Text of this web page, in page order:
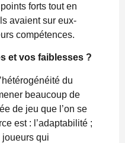
forts tout en
avaient sur eux-
compétences.
et vos faiblesses ?
du
beaucoup de
de jeu que l’on se
est : l’adaptabilité ;
joueurs qui